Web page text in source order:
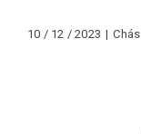
10 / 12 / 2023 | Chás